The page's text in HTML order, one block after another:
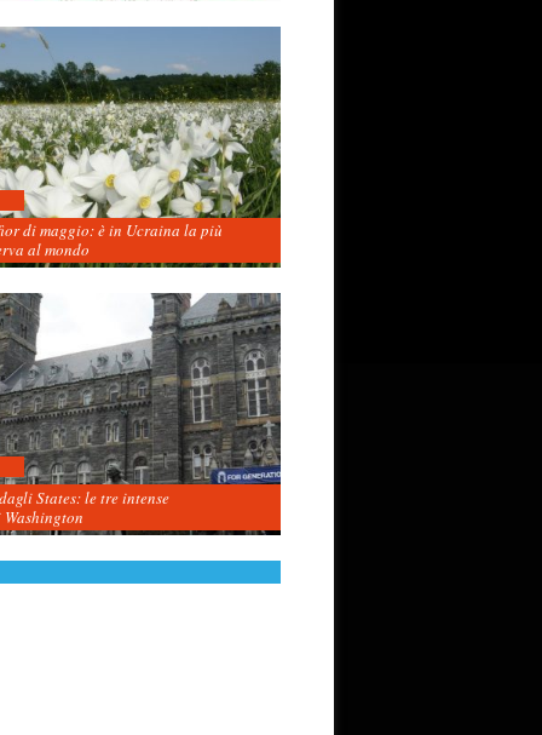
di maggio: è in Ucraina la più
al mondo
States: le tre intense